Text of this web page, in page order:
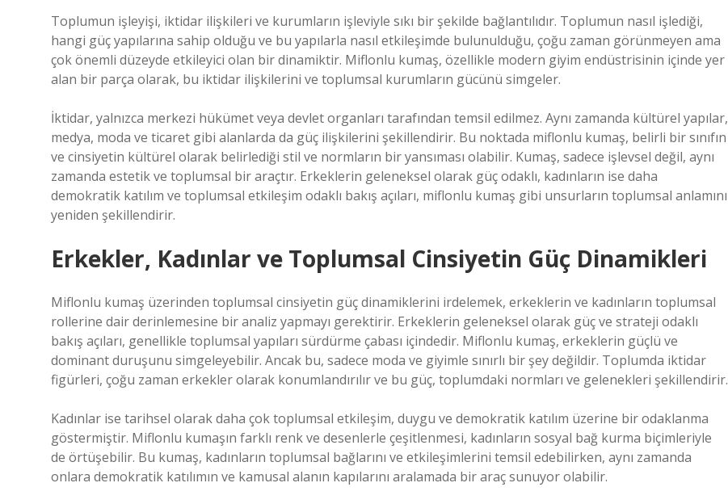
Toplumun işleyişi, iktidar ilişkileri ve kurumların işleviyle sıkı bir şekilde bağlantılıdır. Toplumun nasıl işlediği,
hangi güç yapılarına sahip olduğu ve bu yapılarla nasıl etkileşimde bulunulduğu, çoğu zaman görünmeyen ama
çok önemli düzeyde etkileyici olan bir dinamiktir. Miflonlu kumaş, özellikle modern giyim endüstrisinin içinde yer
alan bir parça olarak, bu iktidar ilişkilerini ve toplumsal kurumların gücünü simgeler.
İktidar, yalnızca merkezi hükümet veya devlet organları tarafından temsil edilmez. Aynı zamanda kültürel yapılar,
medya, moda ve ticaret gibi alanlarda da güç ilişkilerini şekillendirir. Bu noktada miflonlu kumaş, belirli bir sınıfın
ve cinsiyetin kültürel olarak belirlediği stil ve normların bir yansıması olabilir. Kumaş, sadece işlevsel değil, aynı
zamanda estetik ve toplumsal bir araçtır. Erkeklerin geleneksel olarak güç odaklı, kadınların ise daha
demokratik katılım ve toplumsal etkileşim odaklı bakış açıları, miflonlu kumaş gibi unsurların toplumsal anlamını
yeniden şekillendirir.
Erkekler, Kadınlar ve Toplumsal Cinsiyetin Güç Dinamikleri
Miflonlu kumaş üzerinden toplumsal cinsiyetin güç dinamiklerini irdelemek, erkeklerin ve kadınların toplumsal
rollerine dair derinlemesine bir analiz yapmayı gerektirir. Erkeklerin geleneksel olarak güç ve strateji odaklı
bakış açıları, genellikle toplumsal yapıları sürdürme çabası içindedir. Miflonlu kumaş, erkeklerin güçlü ve
dominant duruşunu simgeleyebilir. Ancak bu, sadece moda ve giyimle sınırlı bir şey değildir. Toplumda iktidar
figürleri, çoğu zaman erkekler olarak konumlandırılır ve bu güç, toplumdaki normları ve gelenekleri şekillendirir.
Kadınlar ise tarihsel olarak daha çok toplumsal etkileşim, duygu ve demokratik katılım üzerine bir odaklanma
göstermiştir. Miflonlu kumaşın farklı renk ve desenlerle çeşitlenmesi, kadınların sosyal bağ kurma biçimleriyle
de örtüşebilir. Bu kumaş, kadınların toplumsal bağlarını ve etkileşimlerini temsil edebilirken, aynı zamanda
onlara demokratik katılımın ve kamusal alanın kapılarını aralamada bir araç sunuyor olabilir.